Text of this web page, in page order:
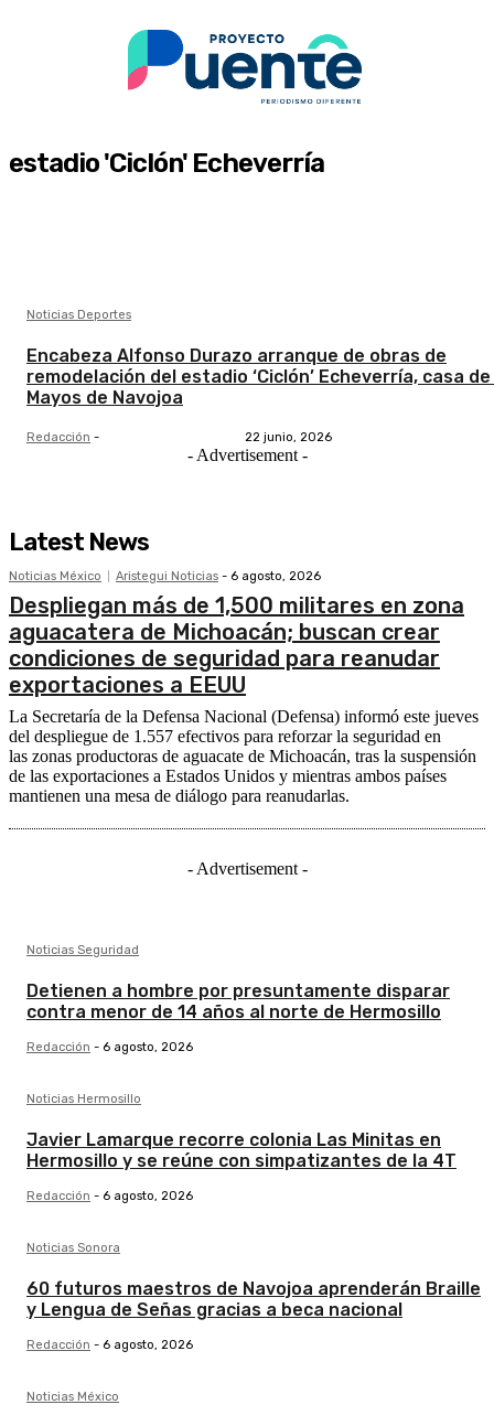
estadio 'Ciclón' Echeverría
Noticias Deportes
Encabeza Alfonso Durazo arranque de obras de
remodelación del estadio ‘Ciclón’ Echeverría, casa
Mayos de Navojoa
Redacción - 22 junio, 2026
- Advertisement -
Latest News
Noticias México Aristegui Noticias - 6 agosto, 2026
Despliegan más de 1,500 militares en zona
aguacatera de Michoacán; buscan crear
condiciones de seguridad para reanudar
exportaciones a EEUU
La Secretaría de la Defensa Nacional (Defensa) informó este jueves
del despliegue de 1.557 efectivos para reforzar la seguridad en
las zonas productoras de aguacate de Michoacán, tras la suspensión
de las exportaciones a Estados Unidos y mientras ambos países
mantienen una mesa de diálogo para reanudarlas.
- Advertisement -
Noticias Seguridad
Detienen a hombre por presuntamente disparar
contra menor de 14 años al norte de Hermosillo
Redacción - 6 agosto, 2026
Noticias Hermosillo
Javier Lamarque recorre colonia Las Minitas en
Hermosillo y se reúne con simpatizantes de la 4T
Redacción - 6 agosto, 2026
Noticias Sonora
60 futuros maestros de Navojoa aprenderán Braille
y Lengua de Señas gracias a beca nacional
Redacción - 6 agosto, 2026
Noticias México